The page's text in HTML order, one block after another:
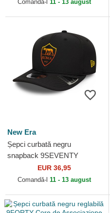
Comandă-l 11 - 13 august
New Era
Șepci curbată negru
snapback 9SEVENTY
Stretch Snap REPREVE de
Associazione Sportiva Roma
EUR 36,95
Comandă-l 11 - 13 august